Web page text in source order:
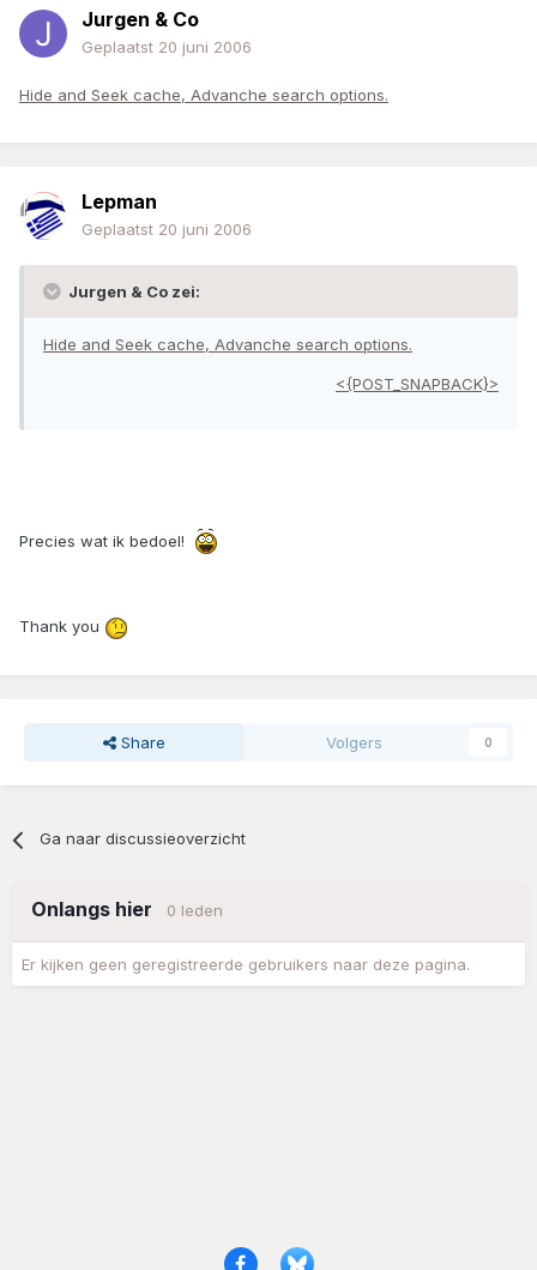
Jurgen & Co
Geplaatst 20 juni 2006
Hide and Seek cache, Advanche search options.
Lepman
Geplaatst 20 juni 2006
Jurgen & Co zei:
Hide and Seek cache, Advanche search options.
<{POST_SNAPBACK}>
Precies wat ik bedoel!
Thank you
Share Volgers 0
Ga naar discussieoverzicht
Onlangs hier 0 leden
Er kijken geen geregistreerde gebruikers naar deze pagina.